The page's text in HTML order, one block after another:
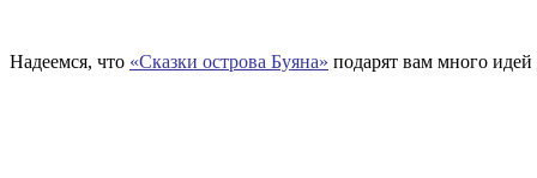
Надеемся, что «Сказки острова Буяна» подарят вам много идей